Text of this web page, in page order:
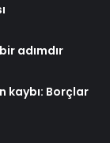
adımdır
kaybı: Borçlar